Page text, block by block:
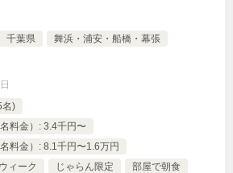
千葉県
舞浜・浦安・船橋・幕張
名)
料金）: 3.4千円〜
料金）: 8.1千円〜1.6万円
ィーク
じゃらん限定
部屋で朝食